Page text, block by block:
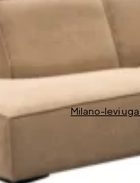
Milano-levi